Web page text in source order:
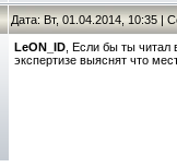
http://
©
Дата: Вт, 01.04.2014, 10:35 |
LeON_ID , Если бы ты
экспертизе выяснят что